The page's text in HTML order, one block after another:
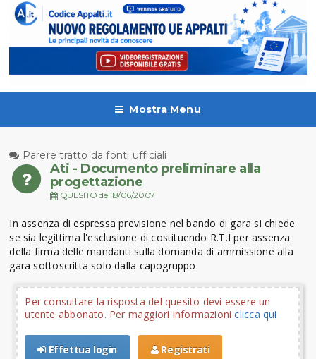
Mostra Menu
Parere tratto da fonti ufficiali
Ati - Documento preliminare alla
progettazione
QUESITO del 18/06/2007
In assenza di espressa previsione nel bando di gara si chiede
se sia legittima l'esclusione di costituendo R.T.I per assenza
della firma delle mandanti sulla domanda di ammissione alla
gara sottoscritta solo dalla capogruppo.
Per consultare la risposta del quesito devi essere un
utente abbonato. Per maggiori informazioniclicca qui
Effettua login Registrati